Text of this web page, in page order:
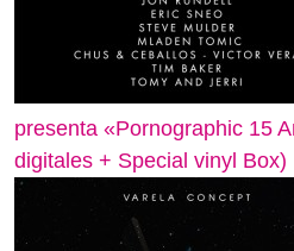
presenta «Pornographic 15
digitales + Special vinyl Box)